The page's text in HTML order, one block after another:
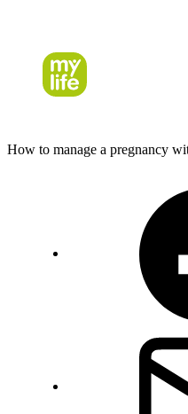
How to manage a pregnancy